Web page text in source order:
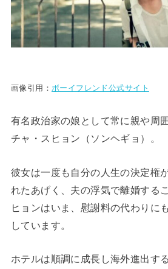
画像引用： ボーイフレンド公式サイト
有名政治家の娘として常に親や周
チャ・スヒョン（ソンヘギョ）。
彼女は一度も自分の人生の決定権
れたあげく、夫の浮気で離婚する
ヒョンはいま、慰謝料の代わりに
しています。
ホテルは順調に成長し海外進出す